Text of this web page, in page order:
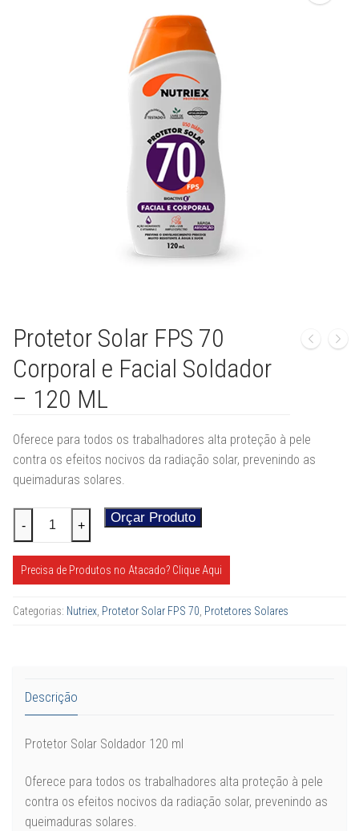
Protetor Solar FPS 70
Corporal e Facial Soldador
– 120 ML
Oferece para todos os trabalhadores alta proteção à pele
contra os efeitos nocivos da radiação solar, prevenindo as
queimaduras solares.
Protetor
Solar
FPS
70
e
120
ML
quantidade
- + Orçar Produto
Precisa de Produtos no Atacado? Clique Aqui
Categorias: Nutriex Protetor Solar FPS 70 Protetores Solares
Descrição
Protetor Solar Soldador 120 ml
Oferece para todos os trabalhadores alta proteção à pele
contra os efeitos nocivos da radiação solar, prevenindo as
queimaduras solares.